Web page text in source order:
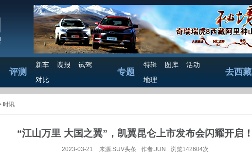
评测
新车 谍报
试驾
对比
专题
特辑 图库
活动
地理
去西藏
时讯
“江山万里 大国之翼”，凯翼昆仑上市发布会闪耀开启！
2023-03-21 来源:SUV头条 作者:JUN 浏览142604次